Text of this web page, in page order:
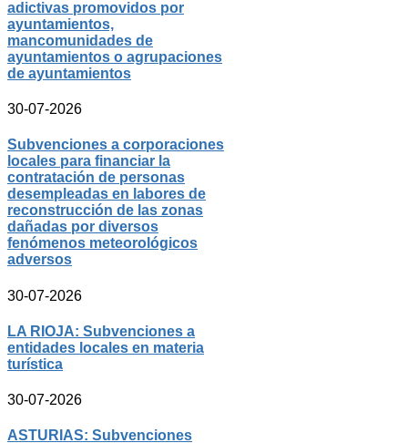
adictivas promovidos por
ayuntamientos,
mancomunidades de
ayuntamientos o agrupaciones
de ayuntamientos
30-07-2026
Subvenciones a corporaciones
locales para financiar la
contratación de personas
desempleadas en labores de
reconstrucción de las zonas
dañadas por diversos
fenómenos meteorológicos
adversos
30-07-2026
LA RIOJA: Subvenciones a
entidades locales en materia
turística
30-07-2026
ASTURIAS: Subvenciones